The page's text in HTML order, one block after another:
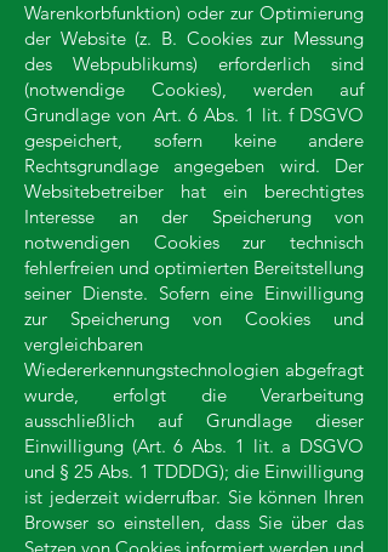
Warenkorbfunktion) oder zur Optimierung
der Website (z. B. Cookies zur Messung
des Webpublikums) erforderlich sind
(notwendige Cookies), werden auf
Grundlage von Art. 6 Abs. 1 lit. f DSGVO
gespeichert, sofern keine andere
Rechtsgrundlage angegeben wird. Der
Websitebetreiber hat ein berechtigtes
Interesse an der Speicherung von
notwendigen Cookies zur technisch
fehlerfreien und optimierten Bereitstellung
seiner Dienste. Sofern eine Einwilligung
zur Speicherung von Cookies und
vergleichbaren
Wiedererkennungstechnologien abgefragt
wurde, erfolgt die Verarbeitung
ausschließlich auf Grundlage dieser
Einwilligung (Art. 6 Abs. 1 lit. a DSGVO
und § 25 Abs. 1 TDDDG); die Einwilligung
ist jederzeit widerrufbar. Sie können Ihren
Browser so einstellen, dass Sie über das